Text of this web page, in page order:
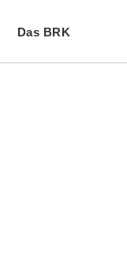
Das BRK